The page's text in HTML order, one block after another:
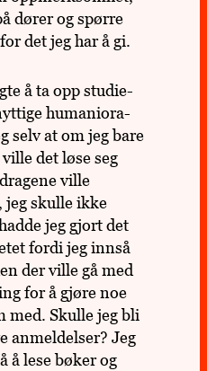
dører og spørre
det jeg har å gi.
å ta opp stu­die­
huma­niora­
selv at om jeg bare
det løse seg
ville
jeg skulle ikke
jeg gjort det
fordi jeg innså
der ville gå med
for å gjøre noe
med. Skulle jeg bli
anmel­del­ser? Jeg
å lese bøker og